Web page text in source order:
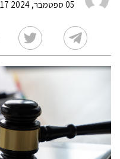
05 ספטמבר, 2024 09:17